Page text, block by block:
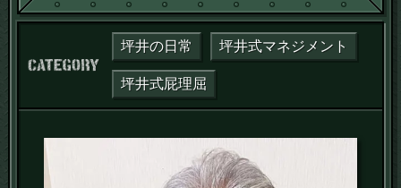
カテゴリー：
坪井の日常 坪井式マネジメント
坪井式屁理屈